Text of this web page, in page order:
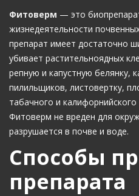
Фитоверм — это
жизнедеятельности
препарат имеет достаточно
убивает растительноядных
репную и капустную белянку,
пилильщиков, листовертку,
табачного и
Фитоверм не вреден для
разрушается в почве и воде.
Способы
препарата